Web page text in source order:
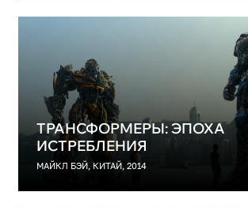
ТРАНСФОРМЕРЫ: ЭПОХА
ИСТРЕБЛЕНИЯ
МАЙКЛ БЭЙ, КИТАЙ, 2014